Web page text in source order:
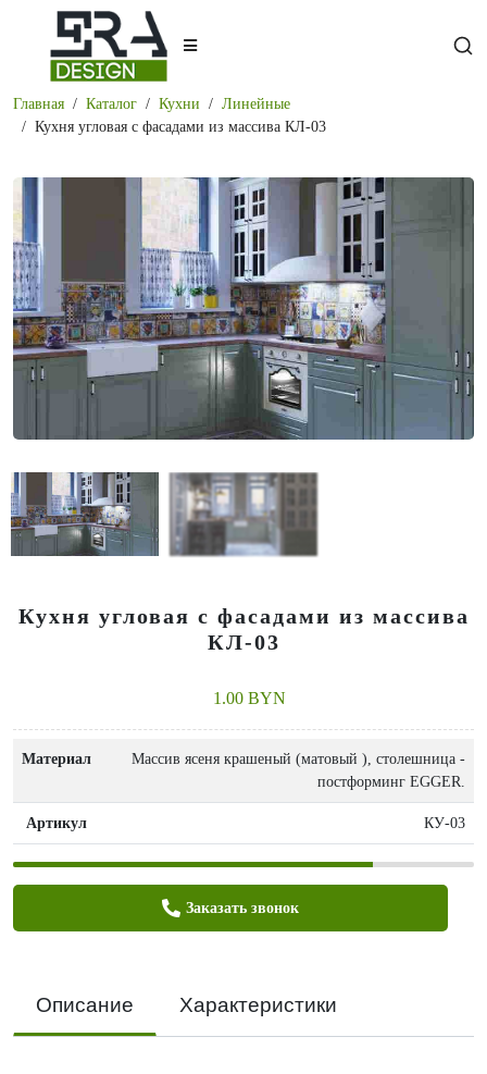
Главная Каталог Кухни
Линейные
Кухня угловая с фасадами из массива КЛ-03
Кухня угловая с фасадами из массива
КЛ-03
1.00 BYN
Материал
Массив ясеня крашеный (матовый ), столешница -
постформинг EGGER.
Артикул КУ-03
Заказать звонок
Описание Характеристики